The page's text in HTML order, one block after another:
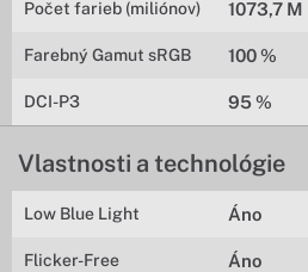
Počet farieb (miliónov) 1073,7 M
Farebný Gamut sRGB 100 %
DCI-P3 95 %
Vlastnosti a technológie
Low Blue Light Áno
Flicker-Free Áno